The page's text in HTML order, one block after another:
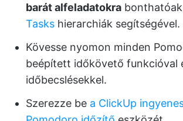
barát alfeladatokra
Tasks hierarchiák segítségével.
Kövesse nyomon minden
beépített időkövető funkcióval
időbecslésekkel.
Szerezze be a ClickUp